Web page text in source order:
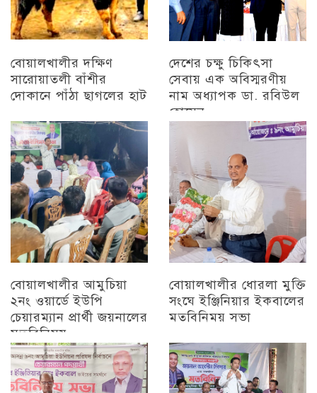
বোয়ালখালীর দক্ষিণ
সারোয়াতলী বাঁশীর
দোকানে পাঁঠা ছাগলের হাট
দেশের চক্ষু চিকিৎসা
সেবায় এক অবিস্মরণীয়
নাম অধ্যাপক ডা. রবিউল
হোসেন
বোয়ালখালীর আমুচিয়া
২নং ওয়ার্ডে ইউপি
চেয়ারম্যান প্রার্থী জয়নালের
মতবিনিময়
চট্টগ্রাম
বোয়ালখালীর ধোরলা মুক্তি
সংঘে ইঞ্জিনিয়ার ইকবালের
মতবিনিময় সভা